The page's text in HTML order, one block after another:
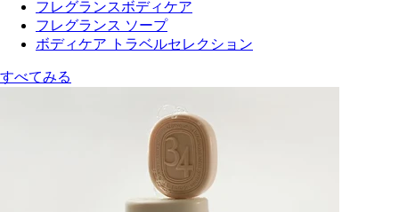
フレグランスボディケア
フレグランス ソープ
ボディケア トラベルセレクション
すべてみる